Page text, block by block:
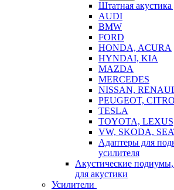
Штатная
AUDI
BMW
FORD
HONDA, ACURA
HYNDAI, KIA
MAZDA
MERCEDES
NISSAN,
PEUGEOT,
TESLA
TOYOTA,
VW, SKODA,
Адаптеры для
усилителя
Акустические
для акустики
Усилители